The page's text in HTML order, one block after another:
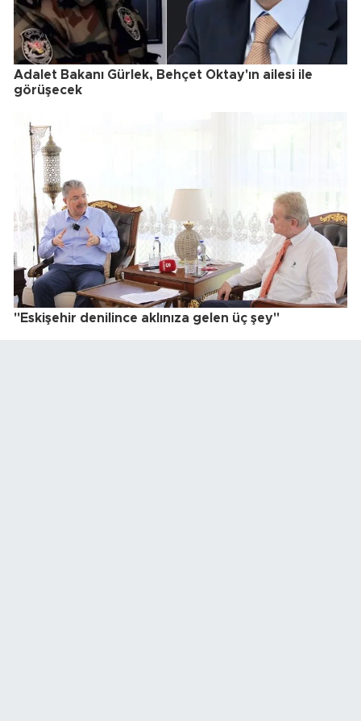
Adalet Bakanı Gürlek, Behçet Oktay'ın ailesi ile
görüşecek
"Eskişehir denilince aklınıza gelen üç şey"